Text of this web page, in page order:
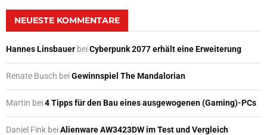
NEUESTE KOMMENTARE
Hannes Linsbauer beiCyberpunk 2077 erhält eine Erweiterung
Renate Busch beiGewinnspiel The Mandalorian
Martin bei4 Tipps für den Bau eines ausgewogenen (Gaming)-PCs
Daniel Fink beiAlienware AW3423DW im Test und Vergleich